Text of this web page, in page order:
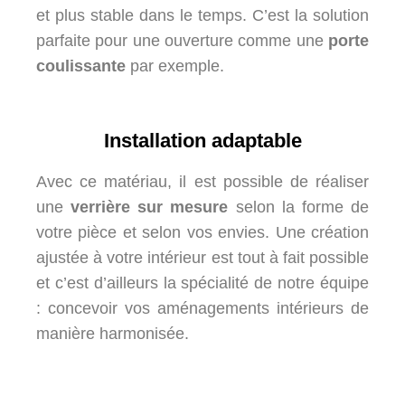
et plus stable dans le temps. C’est la solution
parfaite pour une ouverture comme une porte
coulissante par exemple.
Installation adaptable
Avec ce matériau, il est possible de réaliser
uneverrière sur mesure selon la forme de
votre pièce et selon vos envies. Une création
ajustée à votre intérieur est tout à fait possible
et c’est d’ailleurs la spécialité de notre équipe
: concevoir vos aménagements intérieurs de
manière harmonisée.